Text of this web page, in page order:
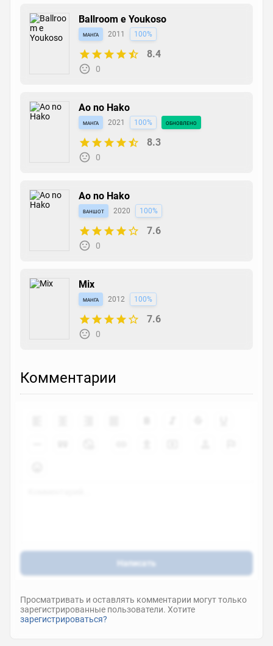
Ballroom e Youkoso
манга 2011 100%
8.4
0
Ao no Hako
манга 2021 100% обновлено
8.3
0
Ao no Hako
ваншот 2020 100%
7.6
0
Mix
манга 2012 100%
7.6
0
Комментарии
Написать
Просматривать и оставлять комментарии могут только
зарегистрированные пользователи. Хотите
зарегистрироваться?